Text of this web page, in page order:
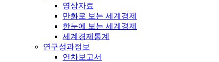
영상자료
만화로 보는 세계경제
한눈에 보는 세계경제
세계경제통계
연구성과정보
연차보고서